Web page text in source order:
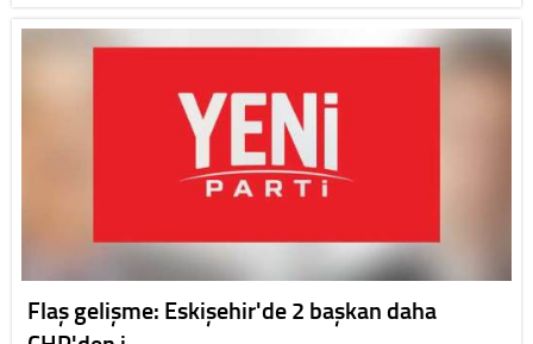
Flaş gelişme: Eskişehir'de 2 başkan daha